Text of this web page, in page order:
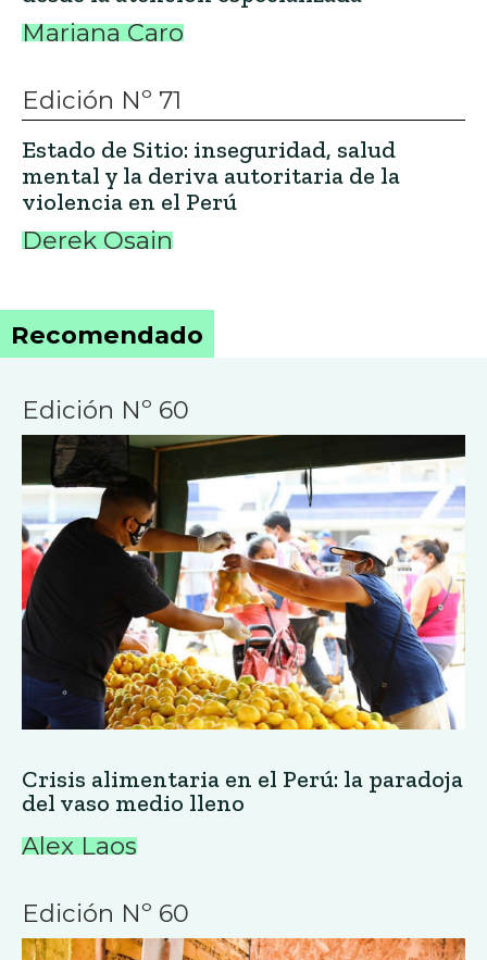
Mariana Caro
Edición Nº 71
Estado de Sitio: inseguridad, salud
mental y la deriva autoritaria de la
violencia en el Perú
Derek Osain
Recomendado
Edición Nº 60
Crisis alimentaria en el Perú: la paradoja
del vaso medio lleno
Alex Laos
Edición Nº 60